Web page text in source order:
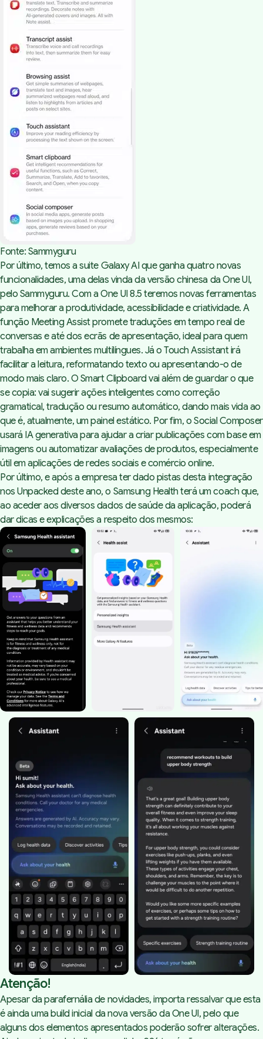
Fonte: Sammyguru
Por último, temos a suite Galaxy AI que ganha quatro novas
funcionalidades, uma delas vinda da versão chinesa da One UI,
pelo Sammyguru. Com a One UI 8.5 teremos novas ferramentas
para melhorar a produtividade, acessibilidade e criatividade. A
função Meeting Assist promete traduções em tempo real de
conversas e até dos ecrãs de apresentação, ideal para quem
trabalha em ambientes multilíngues. Já o Touch Assistant irá
facilitar a leitura, reformatando texto ou apresentando-o de
modo mais claro. O Smart Clipboard vai além de guardar o que
se copia: vai sugerir ações inteligentes como correção
gramatical, tradução ou resumo automático, dando mais vida ao
que é, atualmente, um painel estático. Por fim, o Social Composer
usará IA generativa para ajudar a criar publicações com base em
imagens ou automatizar avaliações de produtos, especialmente
útil em aplicações de redes sociais e comércio online.
Por último, e após a empresa ter dado pistas desta integração
nos Unpacked deste ano, o Samsung Health terá um coach que,
ao aceder aos diversos dados de saúde da aplicação, poderá
dar dicas e explicações a respeito dos mesmos:
Atenção!
Apesar da parafernália de novidades, importa ressalvar que esta
é ainda uma build inicial da nova versão da One UI, pelo que
alguns dos elementos apresentados poderão sofrer alterações.